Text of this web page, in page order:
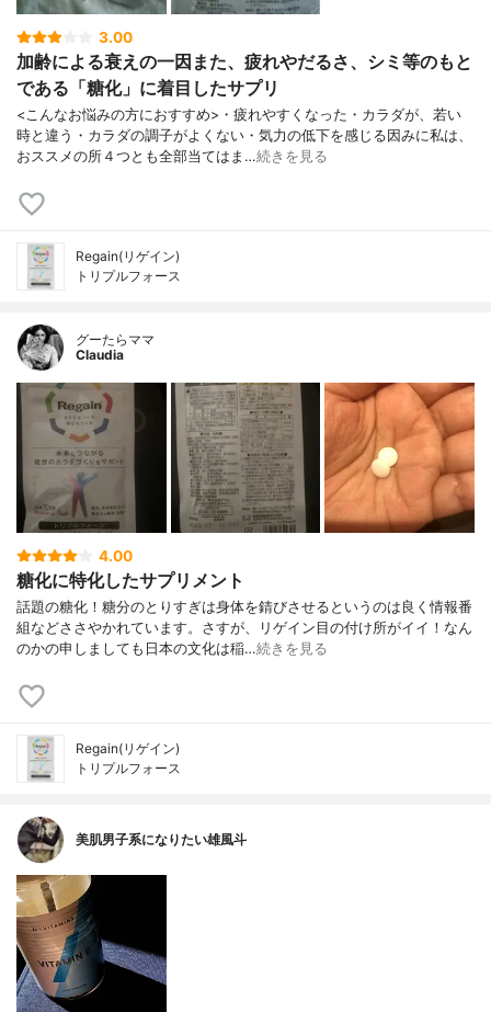
3.00
加齢による衰えの一因また、疲れやだるさ、シミ等のもと
である「糖化」に着目したサプリ
<こんなお悩みの方におすすめ>・疲れやすくなった・カラダが、若い
時と違う・カラダの調子がよくない・気力の低下を感じる因みに私は、
おススメの所４つとも全部当てはま…続きを見る
Regain(リゲイン)
トリプルフォース
グーたらママ
Claudia
4.00
糖化に特化したサプリメント
話題の糖化！糖分のとりすぎは身体を錆びさせるというのは良く情報番
組などささやかれています。さすが、リゲイン目の付け所がイイ！なん
のかの申しましても日本の文化は稲…続きを見る
Regain(リゲイン)
トリプルフォース
美肌男子系になりたい雄風斗